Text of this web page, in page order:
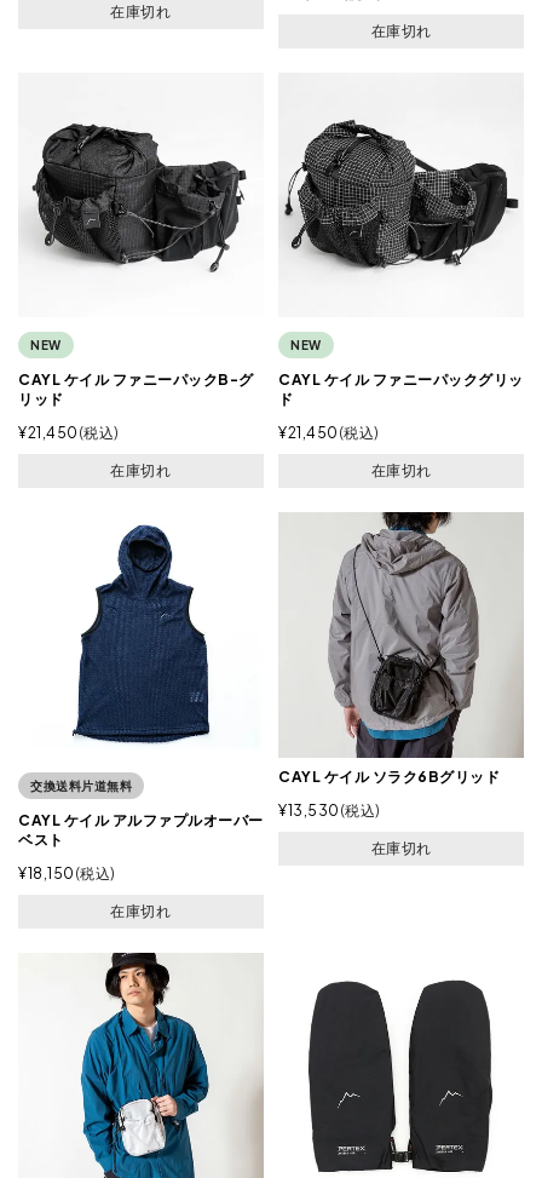
在庫切れ
在庫切れ
NEW
CAYL ケイル ファニーパックB-グ
リッド
¥21,450 税込
在庫切れ
NEW
CAYL ケイル ファニーパックグリッ
ド
¥21,450 税込
在庫切れ
交換送料片道無料
CAYL ケイル アルファプルオーバー
ベスト
¥18,150 税込
在庫切れ
CAYL ケイル ソラク6Bグリッド
¥13,530 税込
在庫切れ